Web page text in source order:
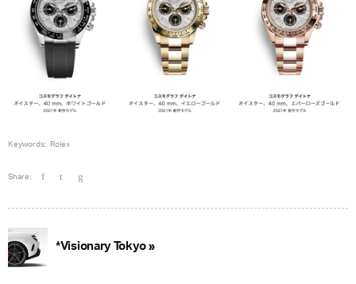
Keywords: Rolex
Share:
*Visionary Tokyo »